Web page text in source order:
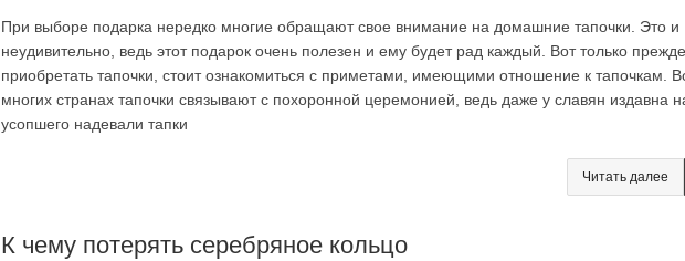
При выборе подарка нередко многие обращают свое внимание на домашние тапочки. Это и
неудивительно, ведь этот подарок очень полезен и ему будет рад каждый. Вот только
приобретать тапочки, стоит ознакомиться с приметами, имеющими отношение к тапочкам.
многих странах тапочки связывают с похоронной церемонией, ведь даже у славян издавна
усопшего надевали тапки
Читать далее
К чему потерять серебряное кольцо